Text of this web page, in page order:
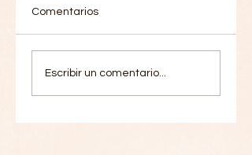
Comentarios
Escribir un comentario...